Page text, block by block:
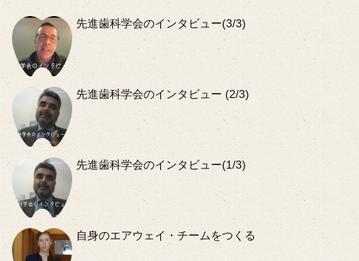
先進歯科学会のインタビュー(3/3)
先進歯科学会のインタビュー (2/3)
先進歯科学会のインタビュー(1/3)
自身のエアウェイ・チームをつくる